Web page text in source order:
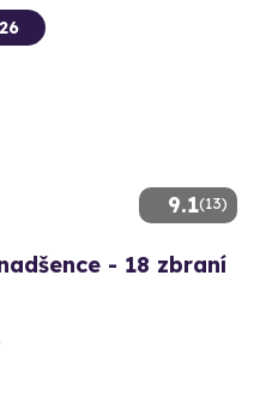
9.1(13)
- 18 zbraní